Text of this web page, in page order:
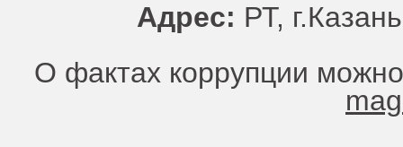
Адрес: РТ,
О фактах коррупции